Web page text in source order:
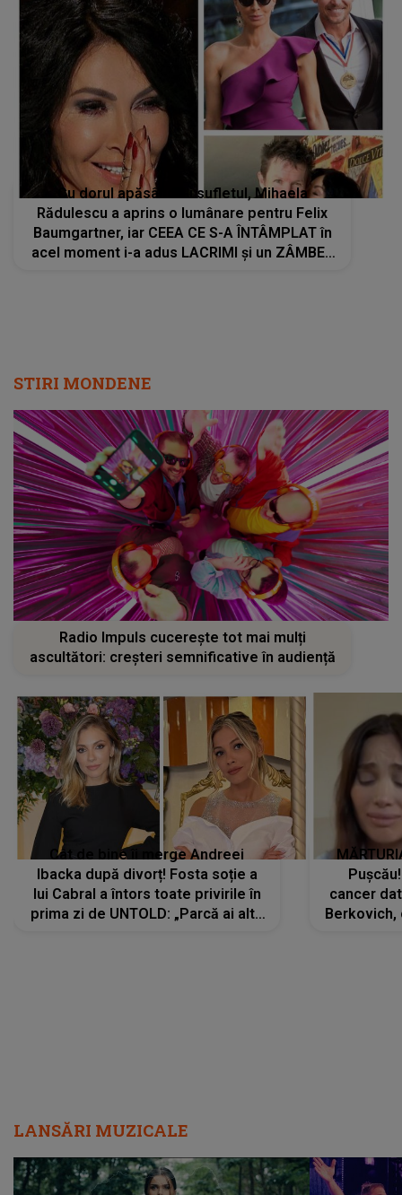
Cu dorul apăsându-i sufletul, Mihaela
Rădulescu a aprins o lumânare pentru Felix
Baumgartner, iar CEEA CE S-A ÎNTÂMPLAT în
acel moment i-a adus LACRIMI și un ZÂMBET
STIRI MONDENE
Radio Impuls cucerește tot mai mulți
ascultători: creșteri semnificative în audiență
Cât de bine îi merge Andreei
Ibacka după divorț! Fosta soție a
lui Cabral a întors toate privirile în
prima zi de UNTOLD: „Parcă ai altă
cancer
LANSĂRI MUZICALE